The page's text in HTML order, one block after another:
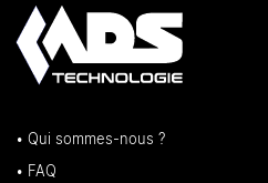
• Qui sommes-nous ?
• FAQ